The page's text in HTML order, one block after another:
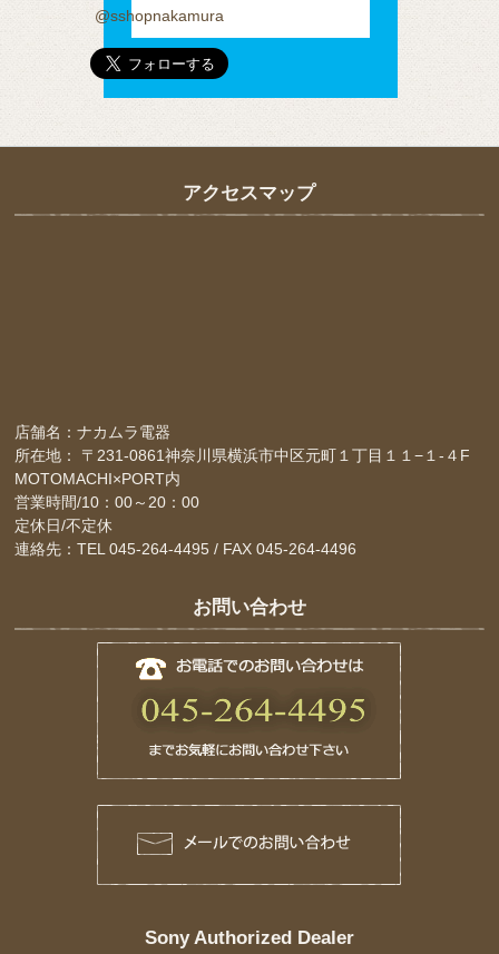
@sshopnakamura
アクセスマップ
店舗名：ナカムラ電器
所在地： 〒231-0861神奈川県横浜市中区元町１丁目１１−１-４F
MOTOMACHI×PORT内
営業時間/10：00～20：00
定休日/不定休
連絡先：TEL 045-264-4495 / FAX 045-264-4496
お問い合わせ
Sony Authorized Dealer